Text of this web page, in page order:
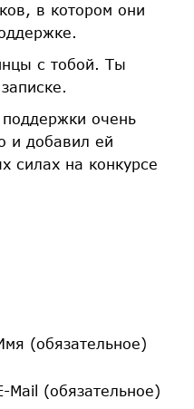
в котором они
с тобой. Ты
очень
и добавил ей
силах на конкурсе
(обязательное)
Mail (обязательное)